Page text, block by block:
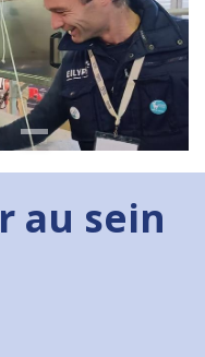
au sein